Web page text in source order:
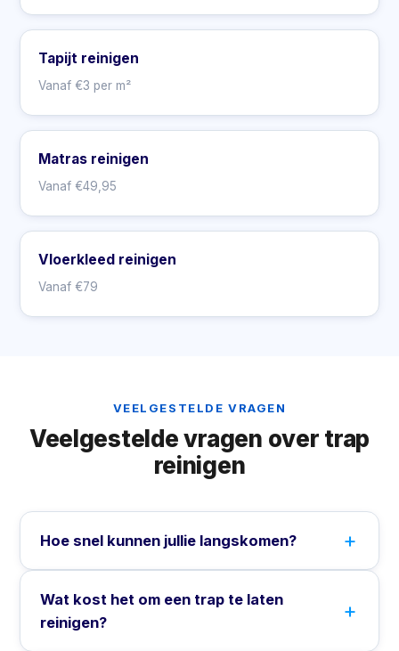
Tapijt reinigen
Vanaf €3 per m²
Matras reinigen
Vanaf €49,95
Vloerkleed reinigen
Vanaf €79
VEELGESTELDE VRAGEN
Veelgestelde vragen over trap
reinigen
Hoe snel kunnen jullie langskomen?
Wat kost het om een trap te laten
reinigen?